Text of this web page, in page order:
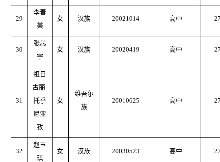
29
李春
美
女 汉族 20021014 高中
30
张芯
宇
女 汉族 20020419 高中
31
祖日
古丽·
托乎
尼亚
孜
女
维吾尔
族
20010625 高中
32
赵玉
琪
女 汉族 20030523 高中